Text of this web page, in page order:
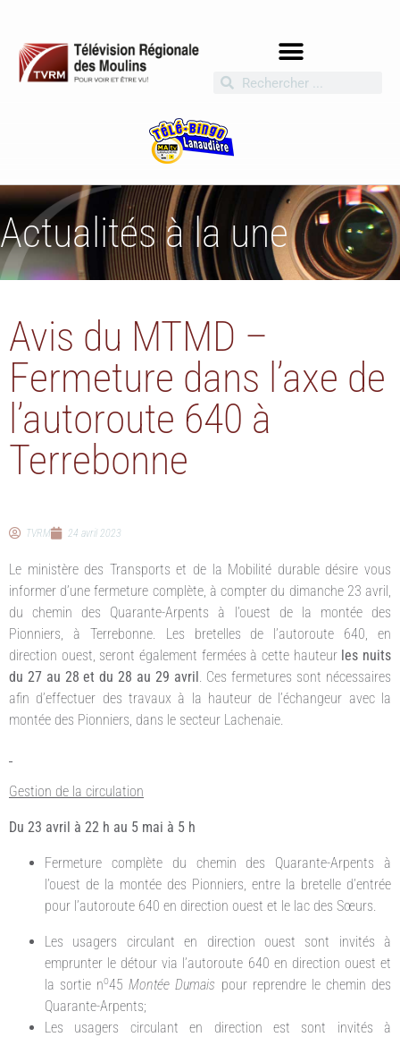
Actualités à la une
Avis du MTMD –
Fermeture dans l’axe de
l’autoroute 640 à
Terrebonne
TVRM 24 avril 2023
Le ministère des Transports et de la Mobilité durable désire vous
informer d’une fermeture complète, à compter du dimanche 23 avril,
du chemin des Quarante-Arpents à l’ouest de la montée des
Pionniers, à Terrebonne. Les bretelles de l’autoroute 640, en
direction ouest, seront également fermées à cette hauteur les nuits
du 27 au 28 et du 28 au 29 avril. Ces fermetures sont nécessaires
afin d’effectuer des travaux à la hauteur de l’échangeur avec la
montée des Pionniers, dans le secteur Lachenaie.
Gestion de la circulation
Du 23 avril à 22 h au 5 mai à 5 h
Fermeture complète du chemin des Quarante-Arpents à
l’ouest de la montée des Pionniers, entre la bretelle d’entrée
pour l’autoroute 640 en direction ouest et le lac des Sœurs.
Les usagers circulant en direction ouest sont invités à
emprunter le détour via l’autoroute 640 en direction ouest et
la sortie no45Montée Dumais pour reprendre le chemin des
Quarante-Arpents;
Les usagers circulant en direction est sont invités à